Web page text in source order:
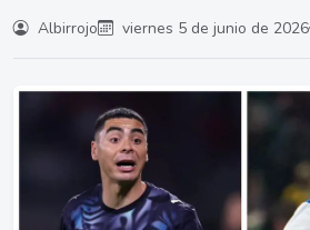
Albirrojo viernes 5 de junio de 2026